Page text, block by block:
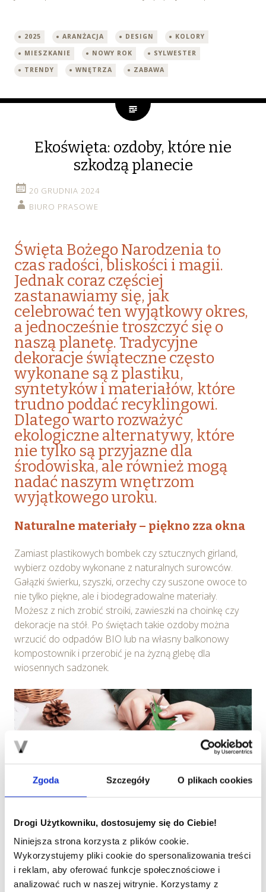
Zgoda Szczegóły O plikach cookies
Drogi Użytkowniku, dostosujemy się do Ciebie!
Niniejsza strona korzysta z plików cookie.
Wykorzystujemy pliki cookie do spersonalizowania treści
i reklam, aby oferować funkcje społecznościowe i
analizować ruch w naszej witrynie. Korzystamy z
2025 ARANŻACJA DESIGN
KOLORY
MIESZKANIE
NOWY ROK
SYLWESTER
TRENDY
WNĘTRZA ZABAWA
Ekoświęta: ozdoby, które nie
szkodzą planecie
20 GRUDNIA 2024
BIURO PRASOWE
Święta Bożego Narodzenia to
czas radości, bliskości i magii.
Jednak coraz częściej
zastanawiamy się, jak
celebrować ten wyjątkowy okres,
a jednocześnie troszczyć się o
naszą planetę. Tradycyjne
dekoracje świąteczne często
wykonane są z plastiku,
syntetyków i materiałów, które
trudno poddać recyklingowi.
Dlatego warto rozważyć
ekologiczne alternatywy, które
nie tylko są przyjazne dla
środowiska, ale również mogą
nadać naszym wnętrzom
wyjątkowego uroku.
Naturalne materiały – piękno zza okna
Zamiast plastikowych bombek czy sztucznych girland,
wybierz ozdoby wykonane z naturalnych surowców.
Gałązki świerku, szyszki, orzechy czy suszone owoce to
nie tylko piękne, ale i biodegradowalne materiały.
Możesz z nich zrobić stroiki, zawieszki na choinkę czy
dekoracje na stół. Po świętach takie ozdoby można
wrzucić do odpadów BIO lub na własny balkonowy
kompostownik i przerobić je na żyzną glebę dla
wiosennych sadzonek.
Źródło: Canva
Pomysł DIY:
Wykorzystaj plastry suszonej pomarańczy, gwiazdki
anyżu i laski cynamonu, aby stworzyć pachnące